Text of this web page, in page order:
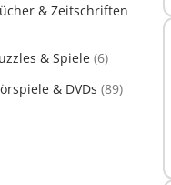
& Zeitschriften
& Spiele (6)
& DVDs (89)